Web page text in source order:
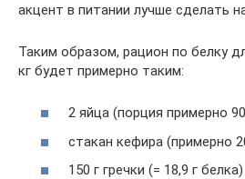
акцент в питании лучше сделать
Таким образом, рацион по белку
кг будет примерно таким:
2 яйца (порция примерно
стакан кефира (примерно
150 г гречки (= 18,9 г белка)